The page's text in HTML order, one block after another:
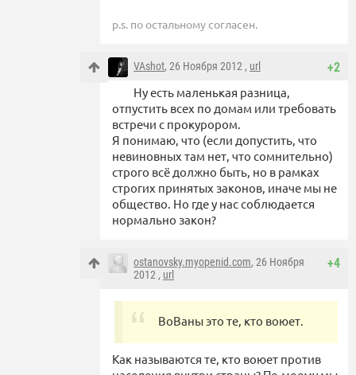
p.s. по остальному согласен.
+2
VAshot, 26 Ноября 2012 , url
Ну есть маленькая разница,
отпустить всех по домам или требовать
встречи с прокурором.
Я понимаю, что (если допустить, что
невиновных там нет, что сомнительно)
строго всё должно быть, но в рамках
строгих принятых законов, иначе мы не
общество. Но где у нас соблюдается
нормально закон?
+4
ostanovsky.myopenid.com, 26 Ноября
2012 , url
ВоВаны это те, кто воюет.
Как называются те, кто воюет против